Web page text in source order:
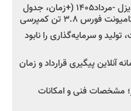
شروع فروش ۸ محصول بهمن دیزل -مرداد۱۴۰۵ (+زمان، جدول
۳.۸ تن کمپرسی
و سرمایه‌گذاری را نابود
آنلاین پیگیری قرارداد و زمان
مشخصات فنی و امکانات